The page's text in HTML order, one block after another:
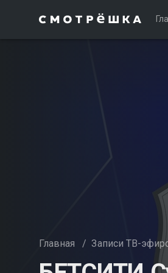
Главная / Записи ТВ-